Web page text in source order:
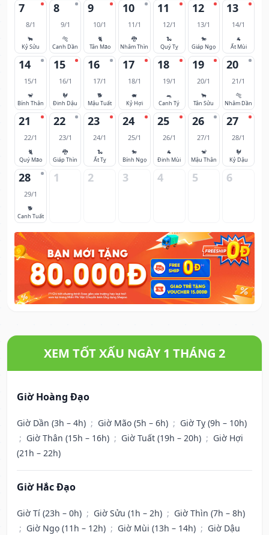
7
8/1
🐂
Kỷ Sửu
8
9/1
🐅
Canh Dần
9
10/1
🐈
Tân Mão
10
11/1
🐉
Nhâm Thìn
11
12/1
🐍
Quý Tỵ
12
13/1
🐎
Giáp Ngọ
13
14/1
🐐
Ất Mùi
14
15/1
🐒
Bính Thân
15
16/1
🐓
Đinh Dậu
16
17/1
🐕
Mậu Tuất
17
18/1
🐖
Kỷ Hợi
18
19/1
🐀
Canh Tý
19
20/1
🐂
Tân Sửu
20
21/1
🐅
Nhâm Dần
21
22/1
🐈
Quý Mão
22
23/1
🐉
Giáp Thìn
23
24/1
🐍
Ất Tỵ
24
25/1
🐎
Bính Ngọ
25
26/1
🐐
Đinh Mùi
26
27/1
🐒
Mậu Thân
27
28/1
🐓
Kỷ Dậu
28
29/1
🐕
Canh Tuất
1 2 3 4 5 6
XEM TỐT XẤU NGÀY 1 THÁNG 2
Giờ Hoàng Đạo
Giờ Dần (3h – 4h) ; Giờ Mão (5h – 6h) ; Giờ Tỵ (9h – 10h)
; Giờ Thân (15h – 16h) ; Giờ Tuất (19h – 20h) ; Giờ Hợi
(21h – 22h)
Giờ Hắc Đạo
Giờ Tí (23h – 0h) ; Giờ Sửu (1h – 2h) ; Giờ Thìn (7h – 8h)
; Giờ Ngọ (11h – 12h) ; Giờ Mùi (13h – 14h) ; Giờ Dậu